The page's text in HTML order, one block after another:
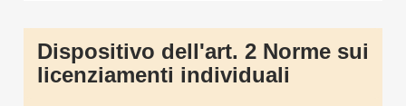
Dispositivo dell'art. 2 Norme sui
licenziamenti individuali